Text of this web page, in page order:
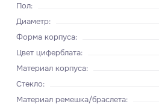
Пол:
Диаметр:
Форма корпуса:
Цвет циферблата:
Материал корпуса:
Стекло:
Материал ремешка/браслета: